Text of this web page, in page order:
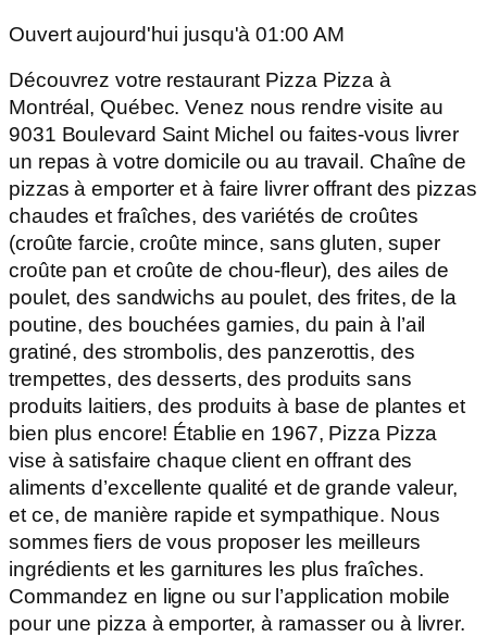
Ouvert aujourd'hui jusqu'à 01:00 AM
Découvrez votre restaurant Pizza Pizza à
Montréal, Québec. Venez nous rendre visite au
9031 Boulevard Saint Michel ou faites-vous livrer
un repas à votre domicile ou au travail. Chaîne de
pizzas à emporter et à faire livrer offrant des pizzas
chaudes et fraîches, des variétés de croûtes
(croûte farcie, croûte mince, sans gluten, super
croûte pan et croûte de chou-fleur), des ailes de
poulet, des sandwichs au poulet, des frites, de la
poutine, des bouchées garnies, du pain à l’ail
gratiné, des strombolis, des panzerottis, des
trempettes, des desserts, des produits sans
produits laitiers, des produits à base de plantes et
bien plus encore! Établie en 1967, Pizza Pizza
vise à satisfaire chaque client en offrant des
aliments d’excellente qualité et de grande valeur,
et ce, de manière rapide et sympathique. Nous
sommes fiers de vous proposer les meilleurs
ingrédients et les garnitures les plus fraîches.
Commandez en ligne ou sur l’application mobile
pour une pizza à emporter, à ramasser ou à livrer.